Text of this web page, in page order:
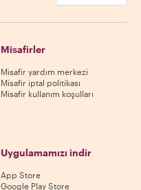
Misafirler
Misafir yardım merkezi
Misafir iptal politikası
Misafir kullanım koşulları
Uygulamamızı indir
App Store
Google Play Store